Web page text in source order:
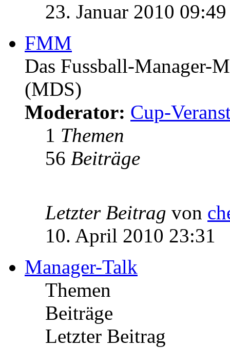
23. Januar 2010 09:49
FMM
Das Fussball-Manager-
(MDS)
Moderator: Cup-
1 Themen
56 Beiträge
Letzter Beitrag von
10. April 2010 23:31
Manager-Talk
Themen
Beiträge
Letzter Beitrag